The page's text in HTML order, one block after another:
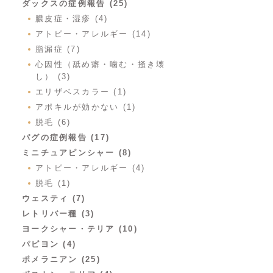
ダックスの症例報告 (25)
膿皮症・湿疹 (4)
アトピー・アレルギー (14)
脂漏症 (7)
心因性（舐め癖・噛む・掻き壊
し） (3)
エリザベスカラー (1)
アポキルが効かない (1)
脱毛 (6)
パグの症例報告 (17)
ミニチュアピンシャー (8)
アトピー・アレルギー (4)
脱毛 (1)
ウェスティ (7)
レトリバー種 (3)
ヨークシャー・テリア (10)
パピヨン (4)
ポメラニアン (25)